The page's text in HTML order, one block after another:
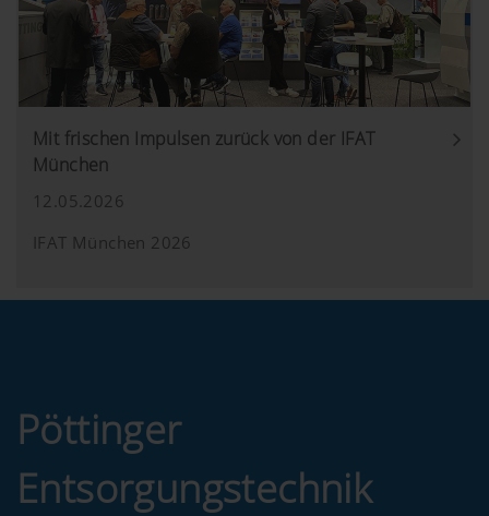
Sprachauswahl.
Analyse und Statistik
Wir möchten uns ständig hinsichtlich
unserer Website verbessern. Daher setzen wir
Cookies
Mit frischen Impulsen zurück von der IFAT
München
12.05.2026
IFAT München 2026
Pöttinger
Entsorgungstechnik